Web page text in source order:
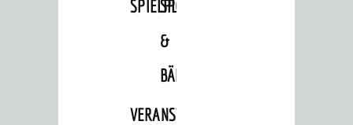
SPIELPLÄTZE
SPORTSTÄTTEN
&
BÄDER
VERANSTALTUNGSRÄUME